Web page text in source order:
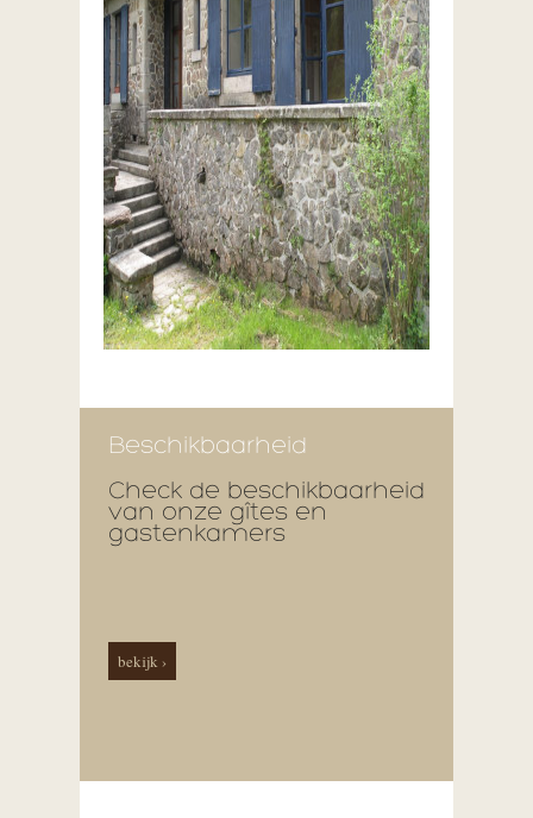
Beschikbaarheid
Check de beschikbaarheid
van onze gîtes en
gastenkamers
bekijk ›